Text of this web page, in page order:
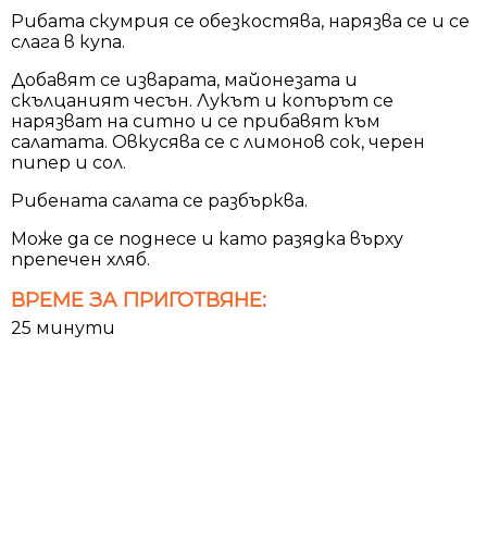
Рибата скумрия се обезкостява, нарязва се и се
слага в купа.
Добавят се изварата, майонезата и
скълцаният чесън. Лукът и копърът се
нарязват на ситно и се прибавят към
салатата. Овкусява се с лимонов сок, черен
пипер и сол.
Рибената салата се разбърква.
Може да се поднесе и като разядка върху
препечен хляб.
ВРЕМЕ ЗА ПРИГОТВЯНЕ:
25 минути